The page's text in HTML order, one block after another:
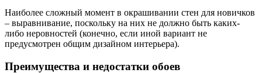
Наиболее сложный момент в окрашивании стен для новичков
– выравнивание, поскольку на них не должно быть каких-
либо неровностей (конечно, если иной вариант не
предусмотрен общим дизайном интерьера).
Преимущества и недостатки обоев